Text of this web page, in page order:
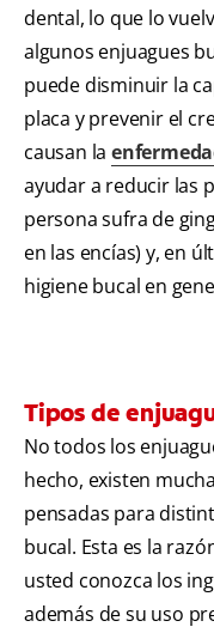
dental, lo que lo
algunos enjuagues
puede disminuir la
placa y prevenir el
causan la
ayudar a reducir las
persona sufra de
en las encías) y, en
higiene bucal en
Tipos de
No todos los
hecho, existen
pensadas para
bucal. Esta es la
usted conozca los
además de su uso